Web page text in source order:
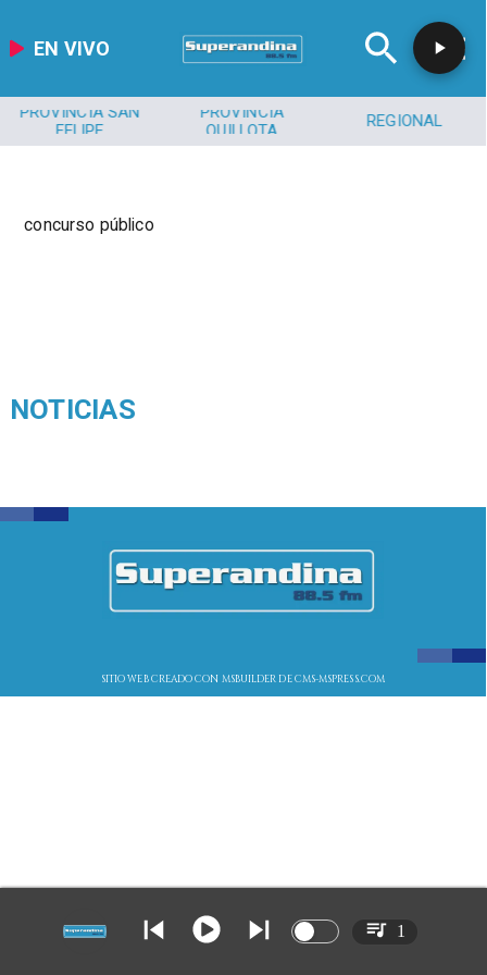
EN VIVO
PROVINCIA SAN
FELIPE
PROVINCIA
QUILLOTA
REGIONAL
concurso público
NOTICIAS
SITIO WEB CREADO CON MSBUILDER DE CMS-MSPRESS.COM
1